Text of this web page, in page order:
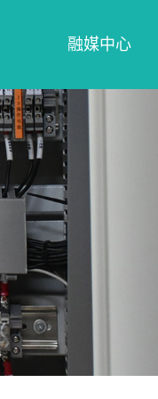
融媒中心